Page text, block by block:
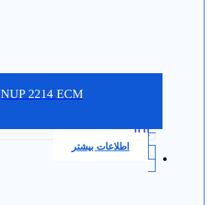
NUP 2214 ECM
0.0
اطلاعات بیشتر